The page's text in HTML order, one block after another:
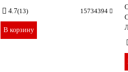
4.7(13) 15734394
В корзину